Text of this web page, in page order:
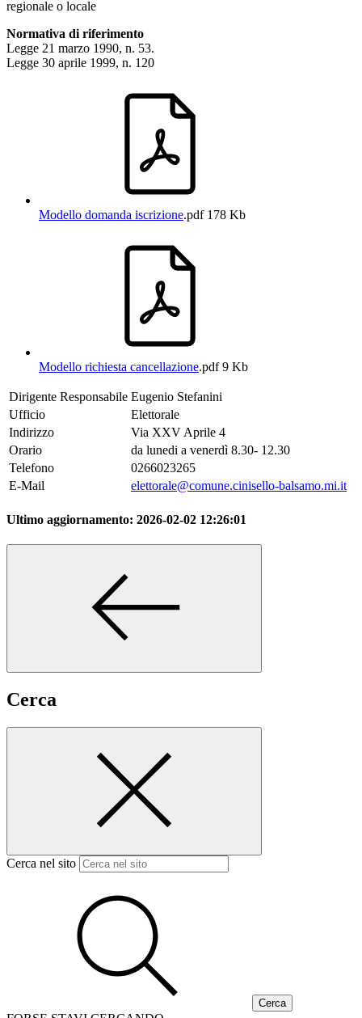
regionale o locale
Normativa di riferimento
Legge 21 marzo 1990, n. 53.
Legge 30 aprile 1999, n. 120
Modello domanda iscrizione.pdf178 Kb
Modello richiesta cancellazione.pdf9 Kb
Dirigente Responsabile Eugenio Stefanini
Ufficio
Elettorale
Indirizzo
Via XXV Aprile 4
Orario
da lunedi a venerdì 8.30- 12.30
Telefono
0266023265
E-Mail
elettorale@comune.cinisello-balsamo.mi.it
Ultimo aggiornamento: 2026-02-02 12:26:01
Cerca
Cerca nel sito